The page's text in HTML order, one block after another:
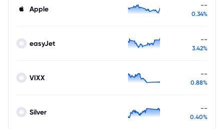
Apple --
0.34%
easyJet --
3.42%
VIXX --
0.88%
Silver --
0.40%